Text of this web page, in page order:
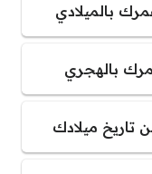
بالميلادي
بالهجري
ميلادك